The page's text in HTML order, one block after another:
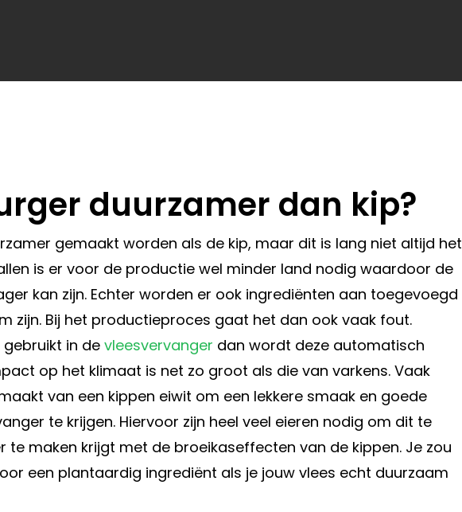
duurzamer dan kip?
gemaakt worden als de kip, maar dit is lang niet altijd het
is er voor de productie wel minder land nodig waardoor de
kan zijn. Echter worden er ook ingrediënten aan toegevoegd
zijn. Bij het productieproces gaat het dan ook vaak fout.
in de vleesvervanger dan wordt deze automatisch
op het klimaat is net zo groot als die van varkens. Vaak
van een kippen eiwit om een lekkere smaak en goede
te krijgen. Hiervoor zijn heel veel eieren nodig om dit te
te maken krijgt met de broeikaseffecten van de kippen. Je zou
een plantaardig ingrediënt als je jouw vlees echt duurzaam